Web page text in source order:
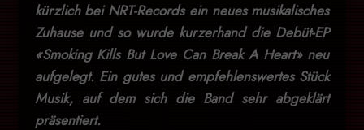
kürzlich bei NRT-Records ein neues musikalisches
Zuhause und so wurde kurzerhand die Debüt-EP
«Smoking Kills But Love Can Break A Heart» neu
aufgelegt. Ein gutes und empfehlenswertes Stück
Musik, auf dem sich die Band sehr abgeklärt
präsentiert.